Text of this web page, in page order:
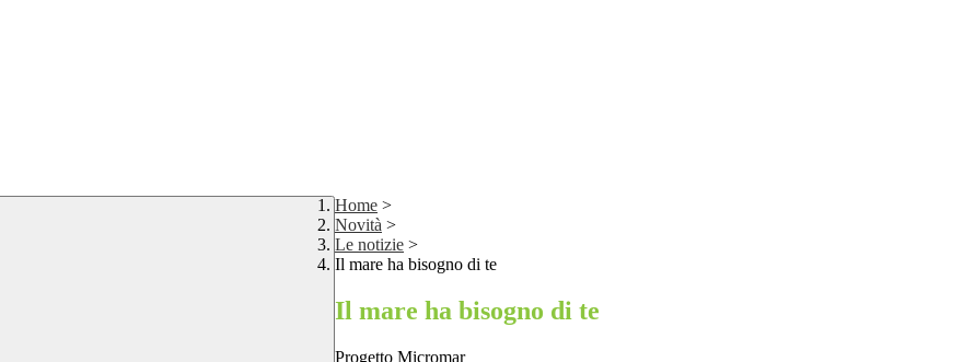
Home >
Novità >
Le notizie >
Il mare ha bisogno di te
Il mare ha bisogno di te
Progetto Micromar